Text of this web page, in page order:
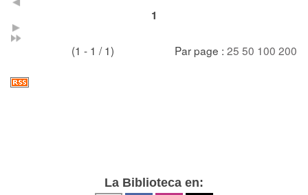
1
(1 - 1 / 1) Par page : 25 50 100 200
La Biblioteca en: